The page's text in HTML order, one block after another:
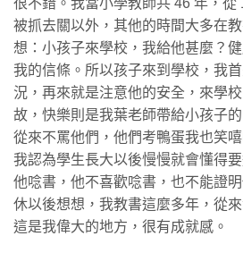
很不錯。我當小學教師共 46 年，從
被抓去關以外，其他的時間大多在
想：小孩子來學校，我給他甚麼？
我的信條。所以孩子來到學校，我
況，再來就是注意他的安全，來學
故，快樂則是我葉老師帶給小孩子
從來不罵他們，他們考鴨蛋我也笑
我認為學生長大以後慢慢就會懂得
他唸書，他不喜歡唸書，也不能證
休以後想想，我教書這麼多年，從
這是我偉大的地方，很有成就感。